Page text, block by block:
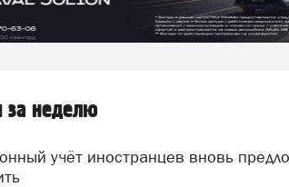
за неделю